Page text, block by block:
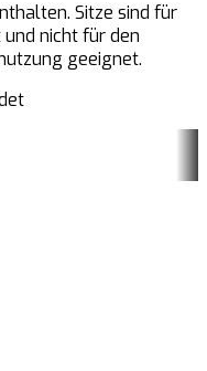
Sitze sind für
nicht für den
geeignet.